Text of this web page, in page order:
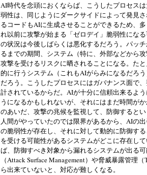
AI時代を念頭におくならば、こうしたプロセス
弱性は、同じようにダークサイドによって発見
るコードもAIに生成させることができるため、
れ以前に攻撃が始まる「ゼロデイ」脆弱性にな
の状況は今後しばらくは悪化するだろう。パッ
るまでの期間、システム（特に、外部などから
攻撃を受けるリスクに晒されることになる。た
的に行うシステム（これもAIがらみになるだろ
だろう。こうしたプロセスにはガバナンス面で
計されているからだ。AIが十分に信頼出来るよ
うになるかもしれないが、それにはまだ時間が
のあいだ、攻撃の兆候を監視して、防御すると
人間がやっていたのでは限界があるから、AIの
の脆弱性が存在し、それに対して動的に防御す
を受ける可能性があるシステムがどこに存在し
ば、防御すべき対象から漏れるシステムが出る
（Attack Surface Management）や脅威暴露管理
ら出来ていないと、対応が難しくなる。